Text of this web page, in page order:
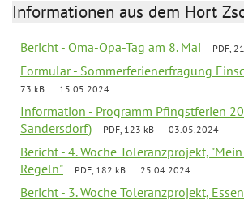
Informationen aus dem Hort
Bericht - Oma-Opa-Tag am 8. Mai PDF,
Formular - Sommerferienerfragung
73 kB
15.05.2024
Information - Programm Pfingstferien
Sandersdorf)
PDF, 123 kB 03.05.2024
Bericht - 4. Woche Toleranzprojekt,
Regeln"
PDF, 182 kB 25.04.2024
Bericht - 3. Woche Toleranzprojekt,